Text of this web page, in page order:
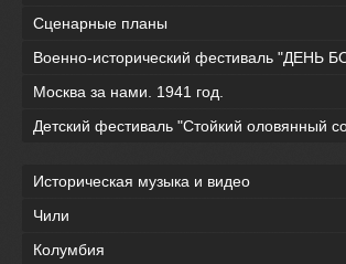
Сценарные планы
Военно-исторический фестиваль "ДЕНЬ
Москва за нами. 1941 год.
Детский фестиваль "Стойкий оловянный
Историческая музыка и видео
Чили
Колумбия